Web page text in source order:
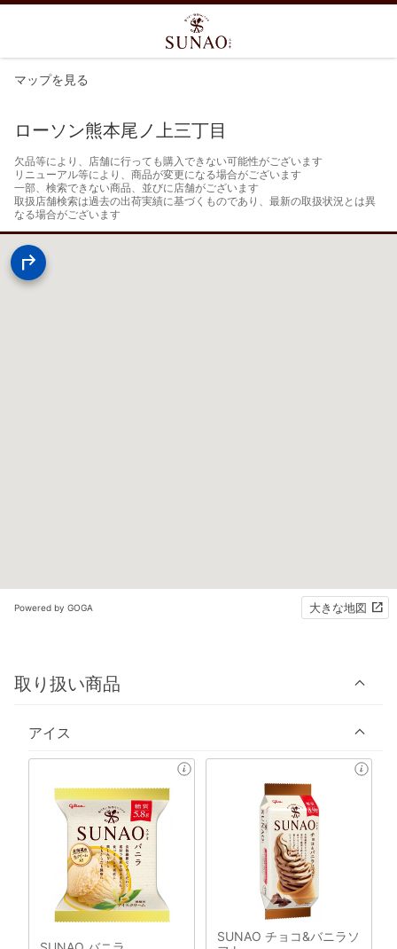
マップを見る
ローソン熊本尾ノ上三丁目
欠品等により、店舗に行っても購入できない可能性がございます
リニューアル等により、商品が変更になる場合がございます
一部、検索できない商品、並びに店舗がございます
取扱店舗検索は過去の出荷実績に基づくものであり、最新の取扱状況とは異
なる場合がございます
Powered by GOGA 大きな地図
取り扱い商品
アイス
SUNAO チョコ&バニラソ